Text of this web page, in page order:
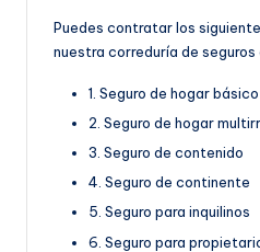
Puedes contratar los
nuestra correduría de seguros
1. Seguro de hogar básico
2. Seguro de hogar
3. Seguro de contenido
4. Seguro de continente
5. Seguro para inquilinos
6. Seguro para